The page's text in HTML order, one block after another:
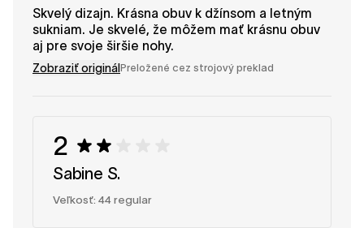
Skvelý dizajn. Krásna obuv k džínsom a letným
sukniam. Je skvelé, že môžem mať krásnu obuv
aj pre svoje širšie nohy.
Zobraziť originál Preložené cez strojový preklad
2
Sabine S.
Veľkosť: 44 regular